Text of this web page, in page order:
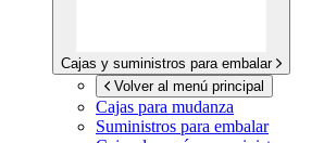
Cajas y suministros para embalar
Volver al menú principal
Cajas para mudanza
Suministros para embalar